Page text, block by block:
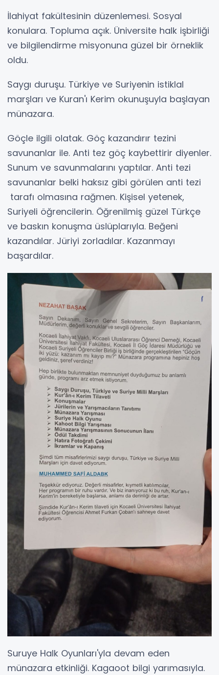
İlahiyat fakültesinin düzenlemesi. Sosyal
konulara. Topluma açık. Üniversite halk işbirliği
ve bilgilendirme misyonuna güzel bir örneklik
oldu.
Saygı duruşu. Türkiye ve Suriyenin istiklal
marşları ve Kuran'ı Kerim okunuşuyla başlayan
münazara.
Göçle ilgili olatak. Göç kazandırır tezini
savunanlar ile. Anti tez göç kaybettirir diyenler.
Sunum ve savunmalarını yaptılar. Anti tezi
savunanlar belki haksız gibi görülen anti tezi
tarafı olmasına rağmen. Kişisel yetenek,
Suriyeli öğrencilerin. Öğrenilmiş güzel Türkçe
ve baskın konuşma üslüplarıyla. Beğeni
kazandılar. Jüriyi zorladılar. Kazanmayı
başardılar.
Suruye Halk Oyunları'yla devam eden
münazara etkinliği. Kagaoot bilgi yarımasıyla.